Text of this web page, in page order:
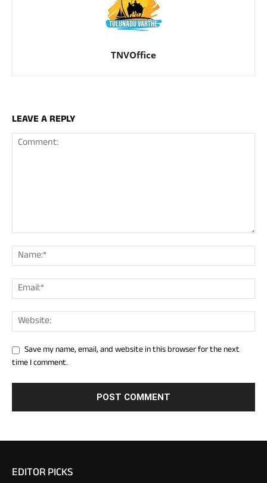
TNVOffice
LEAVE A REPLY
Save my name, email, and website in this browser for the next
time I comment.
EDITOR PICKS